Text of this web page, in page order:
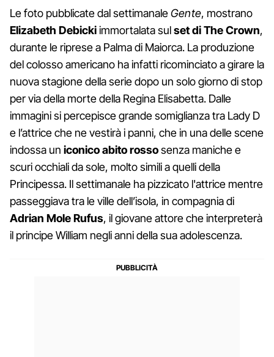
Le foto pubblicate dal settimanaleGente, mostrano
Elizabeth Debickiimmortalata sulset di The Crown,
durante le riprese a Palma di Maiorca. La produzione
del colosso americano ha infatti ricominciato a girare la
nuova stagione della serie dopo un solo giorno di stop
per via della morte della Regina Elisabetta. Dalle
immagini si percepisce grande somiglianza tra Lady D
e l’attrice che ne vestirà i panni, che in una delle scene
indossa un iconico abito rossosenza maniche e
scuri occhiali da sole, molto simili a quelli della
Principessa. Il settimanale ha pizzicato l'attrice mentre
passeggiava tra le ville dell’isola, in compagnia di
Adrian Mole Rufus, il giovane attore che interpreterà
il principe William negli anni della sua adolescenza.